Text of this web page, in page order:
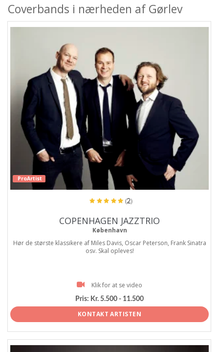
Coverbands i nærheden af Gørlev
ProArtist
(2)
COPENHAGEN JAZZTRIO
København
Hør de største klassikere af Miles Davis, Oscar Peterson, Frank Sinatra
osv. Skal opleves!
Klik for at se video
Pris: Kr. 5.500 - 11.500
KONTAKT ARTISTEN